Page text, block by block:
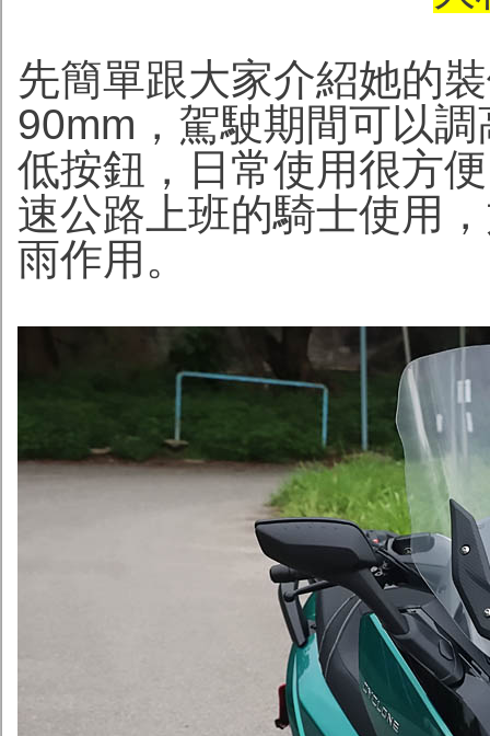
先簡單跟大家介紹她的
90mm，駕駛期間可以
低按鈕，日常使用很方
速公路上班的騎士使用
雨作用。